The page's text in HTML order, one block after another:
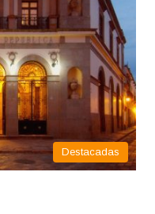
Destacadas